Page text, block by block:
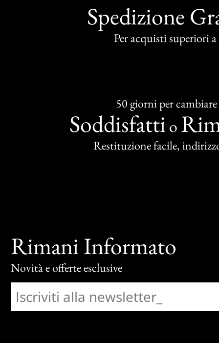
Spedizione
Per acquisti superiori
50 giorni per cambiare
Soddisfatti o
Restituzione facile,
Rimani Informato
Novità e offerte esclusive